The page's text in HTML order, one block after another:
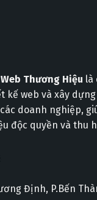
Thương Hiệu là
kế web và xây
doanh nghiệp,
độc quyền và thu
Định, P.Bến